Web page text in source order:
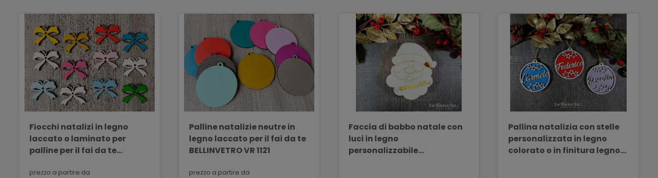
Fiocchi natalizi in legno
laccato o laminato per
palline per il fai da te
prezzo a partire da
Palline natalizie neutre in
legno laccato per il fai da te
BELLINVETRO VR 1121
prezzo a partire da
Faccia di babbo natale con
luci in legno
personalizzabile
Pallina natalizia con stelle
personalizzata in legno
colorato o in finitura legno